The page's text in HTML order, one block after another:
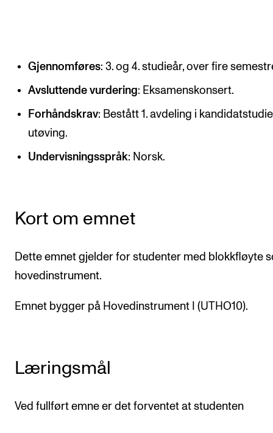
FORSKNING
CERM
CREMAH
NordART
Utveksling
Samarbeidsprosjekter
Gjennomføres: 3. og 4. studieår, over fire
Avsluttende vurdering: Eksamenskonsert.
Forhåndskrav: Bestått 1. avdeling i
utøving.
Undervisningsspråk: Norsk.
Kort om emnet
Dette emnet gjelder for studenter med blokkfløyte
hovedinstrument.
Emnet bygger på Hovedinstrument I (UTHO10).
Læringsmål
Ved fullført emne er det forventet at studenten